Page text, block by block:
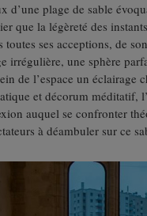
d’une plage de sable
que la légèreté des
toutes ses acceptions, de
irrégulière, une sphère
de l’espace un éclairage
et décorum méditatif,
auquel se confronter
à déambuler sur ce